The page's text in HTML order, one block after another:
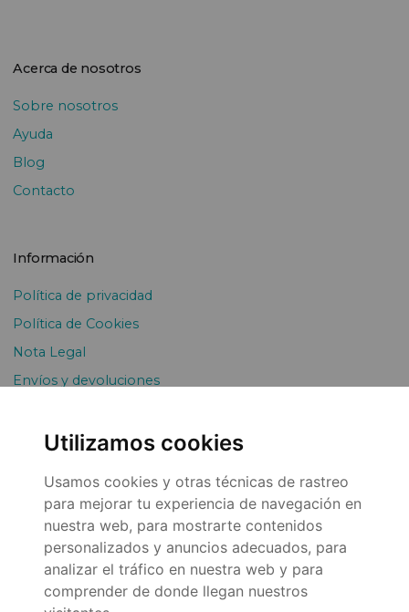
Utilizamos cookies
Usamos cookies y otras técnicas de rastreo
para mejorar tu experiencia de navegación en
nuestra web, para mostrarte contenidos
personalizados y anuncios adecuados, para
analizar el tráfico en nuestra web y para
comprender de donde llegan nuestros
Acerca de nosotros
Sobre nosotros
Ayuda
Blog
Contacto
Información
Política de privacidad
Política de Cookies
Nota Legal
Envíos y devoluciones
© 2026